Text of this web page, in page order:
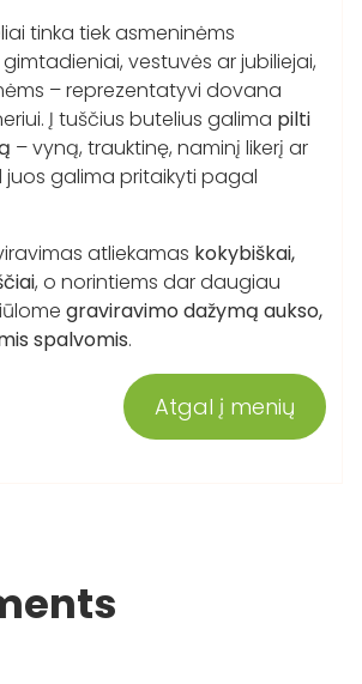
tinka tiek asmeninėms
vestuvės ar jubiliejai,
– reprezentatyvi dovana
Į tuščius butelius galima pilti
– vyną, trauktinę, naminį likerį ar
juos galima pritaikyti pagal
atliekamas kokybiškai,
, o norintiems dar daugiau
graviravimo dažymą aukso,
spalvomis.
Atgal į menių